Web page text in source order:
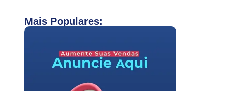
Mais Populares: